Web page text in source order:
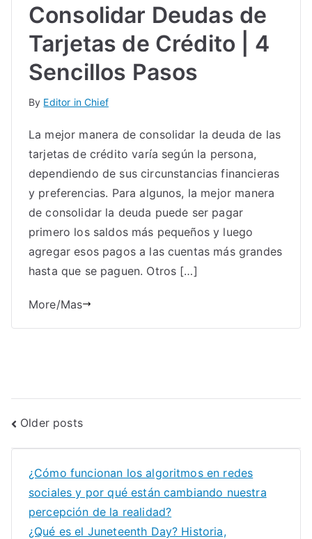
Consolidar Deudas de
Tarjetas de Crédito | 4
Sencillos Pasos
By Editor in Chief
La mejor manera de consolidar la deuda de las
tarjetas de crédito varía según la persona,
dependiendo de sus circunstancias financieras
y preferencias. Para algunos, la mejor manera
de consolidar la deuda puede ser pagar
primero los saldos más pequeños y luego
agregar esos pagos a las cuentas más grandes
hasta que se paguen. Otros […]
More/Mas
Posts
navigation
Older posts
¿Cómo funcionan los algoritmos en redes
sociales y por qué están cambiando nuestra
percepción de la realidad?
¿Qué es el Juneteenth Day? Historia,